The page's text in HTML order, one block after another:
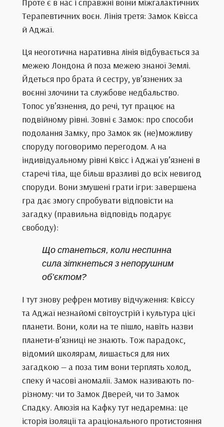
Терапевтичних воєн. Лінія третя: Замок Квісса
й Аджаї.
Ця неоготична наративна лінія відбувається за
межею Лондона й поза межею знаної Землі.
Йдеться про брата й сестру, ув’язнених за
воєнні злочини та службове недбальство.
Топос ув’язнення, до речі, тут працює на
подвійному рівні. Зовні є Замок: про способи
подолання Замку, про Замок як (не)можливу
споруду поговоримо перегодом. А на
індивідуальному рівні Квісс і Аджаї ув’язнені в
старечі тіла, ще більш вразливі до всіх невигод
споруди. Вони змушені грати ігри: завершена
гра дає змогу спробувати відповісти на
загадку (правильна відповідь подарує
свободу):
Що станеться, коли неспинна
сила зіткнеться з непорушним
об’єктом?
І тут знову рефрен мотиву відчуження: Квіссу
та Аджаї незнайомі світоустрій і культура цієї
планети. Вони, коли на те пішло, навіть назви
планети-в’язниці не знають. Тож парадокс,
відомий школярам, лишається для них
загадкою — а поза тим вони терплять холод,
спеку й часові аномалії. Замок називають по-
різному: чи то Замок Дверей, чи то Замок
Спадку. Алюзія на Кафку тут недаремна: це
історія ізоляції та араціонального протистояння